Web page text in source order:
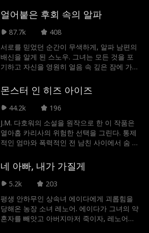
모욕과 상처를 참지 못하고 마침내 자신을 위
과 주인의 유대를 끊어 션을 떠나려 한다. 스
칼렛의 생명이 아슬아슬한 순간, 뱀파이어 프
린스 알라리크가 갑자기 나타나 그녀를 구해
주지만, 스칼렛은 알라리크의 친절에 감사하
자라는 사실을 알지 못하는데...
을 때 안젤라가 바로 자신이 찾던 그 사람임을
깨닫게 되고, 안젤라는 또다시 위기를 맞이하
고 만다. 마법의 힘을 쓸 수 없게 된 루시퍼가
지켜낼 수 있을까?
얼어붙은 후회 속의 알파
87.7k
408
서로를 믿었던 순간이 무색하게, 알파 남편의
배신을 알게 된 스노우. 그녀는 모든 것을 포
기하고 자신을 영원히 얼음 속 깊은 잠에 가두
순간, 둘의 메이트 결속은 차갑게 끊어지고,
알파 남편에게는 지독하고 깊은 후회만이 영
원한 짝으로 남는다. 하지만, 그는 과연 시간
수 있을까?
몬스터 인 히즈 아이즈
44.2k
196
J.M. 다호워의 소설을 원작으로 한 이 작품은
열아홉 카리사의 위험한 선택을 그린다. 통제
적인 엄마와 폭력적인 전 남친 사이에서 숨 막
보스 나즈 비탈레가 나타나 그녀를 구출한다.
그의 치명적인 어둠에 매료된 카리사는 금지
된 욕망과 사랑을 향해 스스로 몸을 던진다.
향한 대담한 키스로 그의 세계를 흔들기 시작
한 카리사. 과연 그녀는 이 위험한 탐닉 끝에
진정한 사랑을 찾을 수 있을까?
네 아빠, 내가 가질게
5.2k
203
평생 안하무인 상속녀 에이다에게 괴롭힘을
당해온 농장 소녀 레노어. 에이다가 그녀의 약
혼자를 빼앗고 아버지마저 죽이자, 레노어는